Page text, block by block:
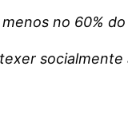
no 60%
socialmente